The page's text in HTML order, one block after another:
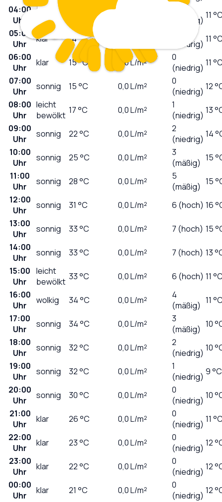
04:00
Uhr
(niedrig) 11
05:00
Uhr
klar 14°C
(niedrig) 11
06:00
Uhr
klar 15°C 0,0L/m²
0
(niedrig) 11
07:00
Uhr
sonnig 15°C 0,0L/m²
0
(niedrig) 12
08:00
Uhr
leicht
bewölkt 17°C 0,0L/m²
1
(niedrig) 13
09:00
Uhr
sonnig 22°C 0,0L/m²
2
(niedrig) 14
10:00
Uhr
sonnig 25°C 0,0L/m²
3
(mäßig) 15
11:00
Uhr
sonnig 28°C 0,0L/m²
5
(mäßig) 15
12:00
Uhr
sonnig 31 °C 0,0L/m² 6 (hoch) 16
13:00
Uhr
sonnig 33°C 0,0L/m² 7 (hoch) 15
14:00
Uhr
sonnig 33°C 0,0L/m² 7 (hoch) 13
15:00
Uhr
leicht
bewölkt 33°C 0,0L/m² 6 (hoch) 11
16:00
Uhr
wolkig 34°C 0,0L/m²
4
(mäßig) 11
17:00
Uhr
sonnig 34°C 0,0L/m²
3
(mäßig) 10
18:00
Uhr
sonnig 32°C 0,0L/m²
2
(niedrig) 10
19:00
Uhr
sonnig 32°C 0,0L/m²
1
(niedrig) 9 °C
20:00
Uhr
sonnig 30°C 0,0L/m²
0
(niedrig) 10
21:00
Uhr
klar 26°C 0,0L/m²
0
(niedrig) 11
22:00
Uhr
klar 23°C 0,0L/m²
0
(niedrig) 12
23:00
Uhr
klar 22°C 0,0L/m²
0
(niedrig) 12
00:00
Uhr
klar 21 °C 0,0L/m²
0
(niedrig) 12